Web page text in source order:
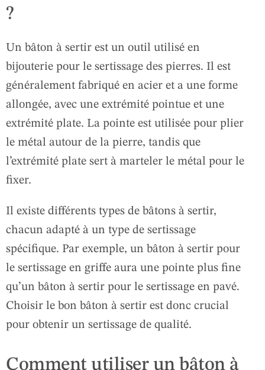
?
Un bâton à sertir est un outil utilisé en
bijouterie pour le sertissage des pierres. Il est
généralement fabriqué en acier et a une forme
allongée, avec une extrémité pointue et une
extrémité plate. La pointe est utilisée pour plier
le métal autour de la pierre, tandis que
l’extrémité plate sert à marteler le métal pour le
fixer.
Il existe différents types de bâtons à sertir,
chacun adapté à un type de sertissage
spécifique. Par exemple, un bâton à sertir pour
le sertissage en griffe aura une pointe plus fine
qu’un bâton à sertir pour le sertissage en pavé.
Choisir le bon bâton à sertir est donc crucial
pour obtenir un sertissage de qualité.
Comment utiliser un bâton à